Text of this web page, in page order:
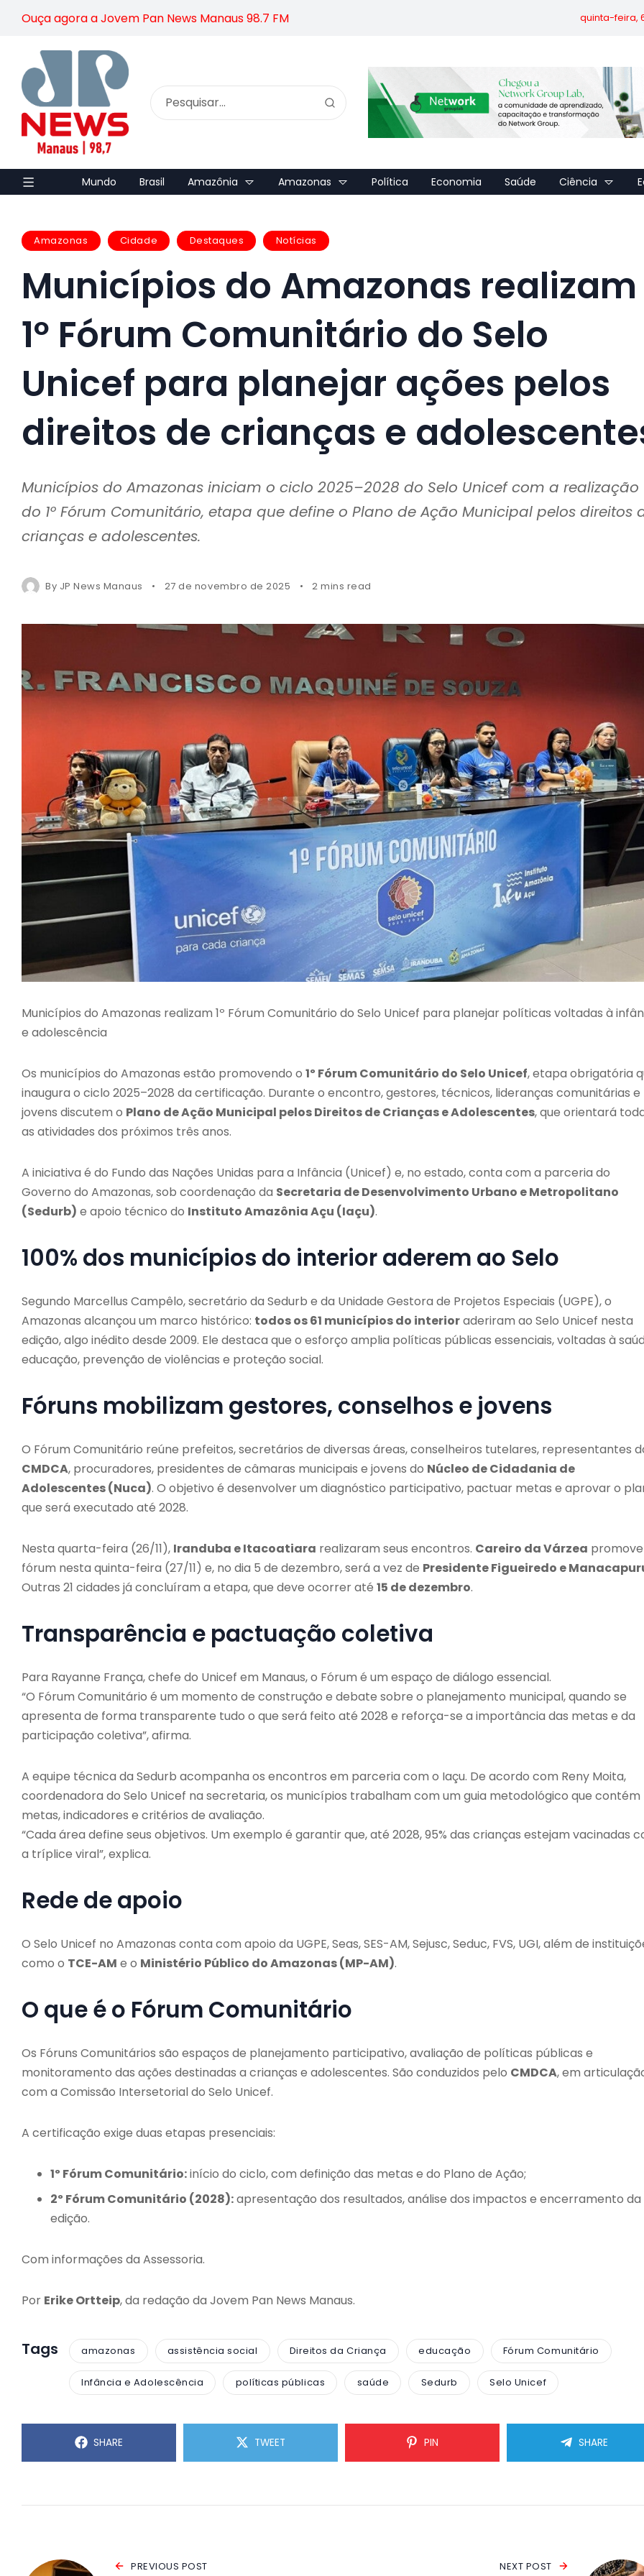
Ouça agora a Jovem Pan News Manaus 98.7 FM quinta-feira,
Mundo Brasil Amazônia Amazonas Política Economia Saúde Ciência
Amazonas Cidade Destaques Notícias
Municípios do Amazonas realizam
1º Fórum Comunitário do Selo
Unicef para planejar ações pelos
direitos de crianças e
Municípios do Amazonas iniciam o ciclo 2025–2028 do Selo Unicef com a realização
do 1º Fórum Comunitário, etapa que define o Plano de Ação Municipal pelos direitos
crianças e adolescentes.
By JP News Manaus 27 de novembro de 2025 2 mins read
Municípios do Amazonas realizam 1º Fórum Comunitário do Selo Unicef para planejar políticas voltadas à
e adolescência
Os municípios do Amazonas estão promovendo o 1º Fórum Comunitário do Selo Unicef, etapa obrigatória
inaugura o ciclo 2025–2028 da certificação. Durante o encontro, gestores, técnicos, lideranças comunitárias e
jovens discutem o Plano de Ação Municipal pelos Direitos de Crianças e Adolescentes, que orientará
as atividades dos próximos três anos.
A iniciativa é do Fundo das Nações Unidas para a Infância (Unicef) e, no estado, conta com a parceria do
Governo do Amazonas, sob coordenação da Secretaria de Desenvolvimento Urbano e Metropolitano
(Sedurb) e apoio técnico do Instituto Amazônia Açu (Iaçu).
100% dos municípios do interior aderem ao Selo
Segundo Marcellus Campêlo, secretário da Sedurb e da Unidade Gestora de Projetos Especiais (UGPE), o
Amazonas alcançou um marco histórico: todos os 61 municípios do interioraderiram ao Selo Unicef nesta
edição, algo inédito desde 2009. Ele destaca que o esforço amplia políticas públicas essenciais, voltadas à
educação, prevenção de violências e proteção social.
Fóruns mobilizam gestores, conselhos e jovens
O Fórum Comunitário reúne prefeitos, secretários de diversas áreas, conselheiros tutelares, representantes
CMDCA, procuradores, presidentes de câmaras municipais e jovens do Núcleo de Cidadania de
Adolescentes (Nuca). O objetivo é desenvolver um diagnóstico participativo, pactuar metas e aprovar o
que será executado até 2028.
Nesta quarta-feira (26/11), Iranduba e Itacoatiara realizaram seus encontros. Careiro da Várzea
fórum nesta quinta-feira (27/11) e, no dia 5 de dezembro, será a vez de Presidente Figueiredo e
Outras 21 cidades já concluíram a etapa, que deve ocorrer até 15 de dezembro.
Transparência e pactuação coletiva
Para Rayanne França, chefe do Unicef em Manaus, o Fórum é um espaço de diálogo essencial.
“O Fórum Comunitário é um momento de construção e debate sobre o planejamento municipal, quando se
apresenta de forma transparente tudo o que será feito até 2028 e reforça-se a importância das metas e da
participação coletiva”, afirma.
A equipe técnica da Sedurb acompanha os encontros em parceria com o Iaçu. De acordo com Reny Moita,
coordenadora do Selo Unicef na secretaria, os municípios trabalham com um guia metodológico que contém
metas, indicadores e critérios de avaliação.
“Cada área define seus objetivos. Um exemplo é garantir que, até 2028, 95% das crianças estejam vacinadas
a tríplice viral”, explica.
Rede de apoio
O Selo Unicef no Amazonas conta com apoio da UGPE, Seas, SES-AM, Sejusc, Seduc, FVS, UGI, além de
como o TCE-AM e o Ministério Público do Amazonas (MP-AM).
O que é o Fórum Comunitário
Os Fóruns Comunitários são espaços de planejamento participativo, avaliação de políticas públicas e
monitoramento das ações destinadas a crianças e adolescentes. São conduzidos pelo CMDCA, em
com a Comissão Intersetorial do Selo Unicef.
A certificação exige duas etapas presenciais:
1º Fórum Comunitário:início do ciclo, com definição das metas e do Plano de Ação;
2º Fórum Comunitário (2028):apresentação dos resultados, análise dos impactos e encerramento da
edição.
Com informações da Assessoria.
Por Erike Ortteip, da redação da Jovem Pan News Manaus.
Tags amazonas assistência social Direitos da Criança educação Fórum Comunitário
Infância e Adolescência políticas públicas saúde Sedurb Selo Unicef
SHARE TWEET PIN SHARE
PREVIOUS POST NEXT POST